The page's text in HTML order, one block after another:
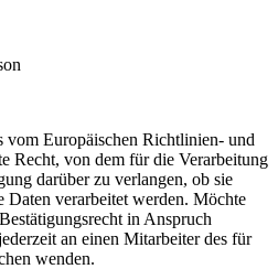
vom Europäischen Richtlinien- und
Recht, von dem für die Verarbeitung
darüber zu verlangen, ob sie
Daten verarbeitet werden. Möchte
in Anspruch
an einen Mitarbeiter des für
wenden.